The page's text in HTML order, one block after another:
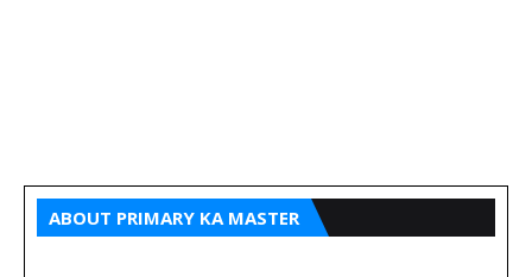
ABOUT PRIMARY KA MASTER